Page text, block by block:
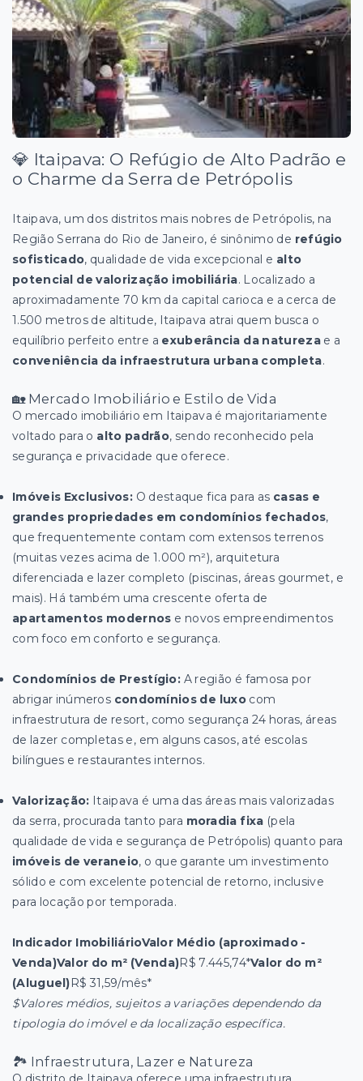
💎 Itaipava: O Refúgio de Alto Padrão e
o Charme da Serra de Petrópolis
Itaipava, um dos distritos mais nobres de Petrópolis, na
Região Serrana do Rio de Janeiro, é sinônimo de refúgio
sofisticado, qualidade de vida excepcional e alto
potencial de valorização imobiliária. Localizado a
aproximadamente 70 km da capital carioca e a cerca de
1.500 metros de altitude, Itaipava atrai quem busca o
equilíbrio perfeito entre a exuberância da naturezae a
conveniência da infraestrutura urbana completa.
🏡 Mercado Imobiliário e Estilo de Vida
O mercado imobiliário em Itaipava é majoritariamente
voltado para o alto padrão, sendo reconhecido pela
segurança e privacidade que oferece.
Imóveis Exclusivos:O destaque fica para as casas e
grandes propriedades em condomínios fechados,
que frequentemente contam com extensos terrenos
(muitas vezes acima de 1.000 m²), arquitetura
diferenciada e lazer completo (piscinas, áreas gourmet, e
mais). Há também uma crescente oferta de
apartamentos modernos e novos empreendimentos
com foco em conforto e segurança.
Condomínios de Prestígio: A região é famosa por
abrigar inúmeros condomínios de luxocom
infraestrutura de resort, como segurança 24 horas, áreas
de lazer completas e, em alguns casos, até escolas
bilíngues e restaurantes internos.
Valorização: Itaipava é uma das áreas mais valorizadas
da serra, procurada tanto para moradia fixa (pela
qualidade de vida e segurança de Petrópolis) quanto para
imóveis de veraneio, o que garante um investimento
sólido e com excelente potencial de retorno, inclusive
para locação por temporada.
Indicador ImobiliárioValor Médio (aproximado -
Venda)Valor do m² (Venda)R$ 7.445,74*Valor do m²
(Aluguel)R$ 31,59/mês*
$Valores médios, sujeitos a variações dependendo da
tipologia do imóvel e da localização específica.
🏞️ Infraestrutura, Lazer e Natureza